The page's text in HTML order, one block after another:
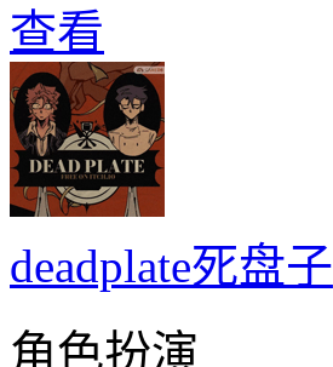
查看
deadplate死盘子
角色扮演